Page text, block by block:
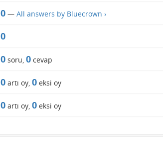
0— All answers by Bluecrown ›
0
0soru, 0cevap
0artı oy, 0eksi oy
0artı oy, 0eksi oy